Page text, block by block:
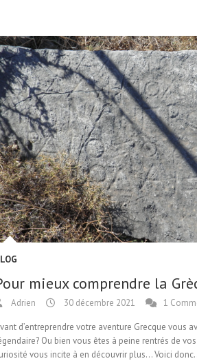
mieux comprendre la
Adrien 30 décembre 2021 1
d’entreprendre votre aventure Grecque vous
Ou bien vous êtes à peine rentrés de
vous incite à en découvrir plus… Voici